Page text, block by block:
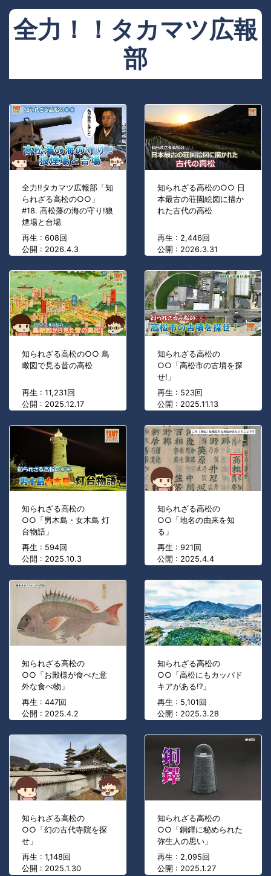
全力！！タカマツ広報
部
全力!!タカマツ広報部「知
られざる高松の○○」
#18. 高松藩の海の守り!狼
煙場と台場
再生 : 608回
公開 : 2026.4.3
知られざる高松の○○ 日
本最古の荘園絵図に描か
れた古代の高松
再生 : 2,446回
公開 : 2026.3.31
知られざる高松の○○ 鳥
瞰図で見る昔の高松
再生 : 11,231回
公開 : 2025.12.17
知られざる高松の
○○「高松市の古墳を探
せ!」
再生 : 523回
公開 : 2025.11.13
知られざる高松の
○○「男木島・女木島 灯
台物語」
再生 : 594回
公開 : 2025.10.3
知られざる高松の
○○「地名の由来を知
る」
再生 : 921回
公開 : 2025.4.4
知られざる高松の
○○「お殿様が食べた意
外な食べ物」
再生 : 447回
公開 : 2025.4.2
知られざる高松の
○○「高松にもカッパド
キアがある!?」
再生 : 5,101回
公開 : 2025.3.28
知られざる高松の
○○「幻の古代寺院を探
せ」
再生 : 1,148回
公開 : 2025.1.30
知られざる高松の
○○「銅鐸に秘められた
弥生人の思い」
再生 : 2,095回
公開 : 2025.1.27